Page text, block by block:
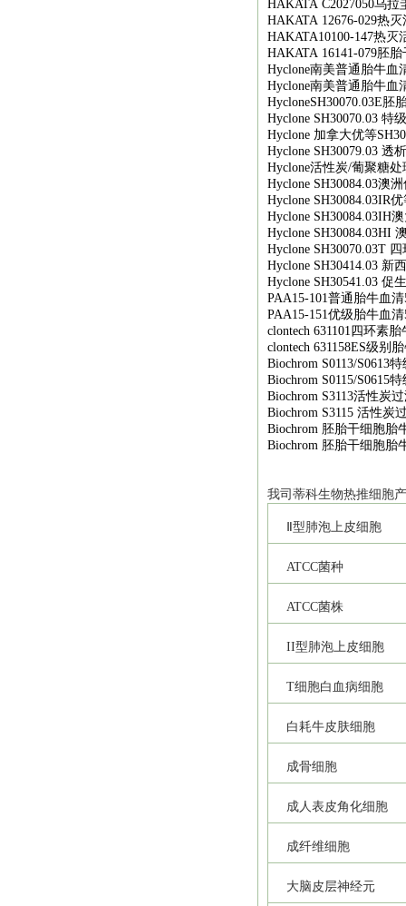
HAKATA C2027050乌拉
HAKATA 12676-029热灭
HAKATA10100-147热灭
HAKATA 16141-079胚胎
Hyclone南美普通胎牛血
Hyclone南美普通胎牛血
HycloneSH30070.03E胚
Hyclone SH30070.03 特
Hyclone 加拿大优等
Hyclone SH30079.03 透
Hyclone活性炭/葡聚糖处
Hyclone SH30084.03澳洲
Hyclone SH30084.03IR优
Hyclone SH30084.03IH
Hyclone SH30084.03HI
Hyclone SH30070.03T
Hyclone SH30414.03 新
Hyclone SH30541.03 促
PAA15-101普通胎牛血清
PAA15-151优级胎牛血清
clontech 631101 四环素胎
clontech 631158ES级别
Biochrom S0113/S0613特
Biochrom S0115/S0615特
Biochrom S3113活性炭
Biochrom S3115 活性炭
Biochrom 胚胎干细胞胎
Biochrom 胚胎干细胞胎
我司 蒂科生物热推细胞
Ⅱ型肺泡上皮细胞
ATCC菌种
ATCC菌株
II型肺泡上皮细胞
T细胞白血病细胞
白耗牛皮肤细胞
成骨细胞
成人表皮角化细胞
成纤维细胞
大脑皮层神经元